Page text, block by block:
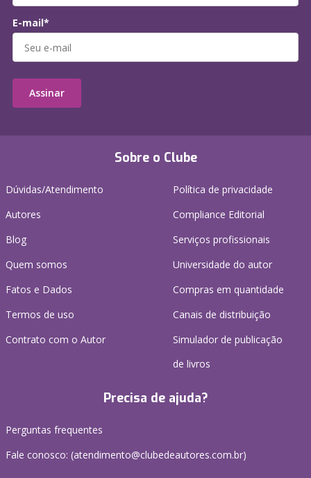
Sobre o Clube
Dúvidas/Atendimento
Autores
Blog
Quem somos
Fatos e Dados
Termos de uso
Contrato com o Autor
Política de privacidade
Compliance Editorial
Serviços profissionais
Universidade do autor
Compras em quantidade
Canais de distribuição
Simulador de publicação
de livros
Precisa de ajuda?
Perguntas frequentes
Fale conosco: (atendimento@clubedeautores.com.br)
E-mail*
Assinar